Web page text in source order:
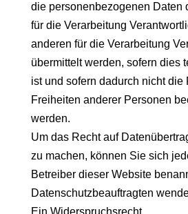
die personenbezogenen Daten
für die Verarbeitung
anderen für die Verarbeitung
übermittelt werden, sofern dies
ist und sofern dadurch nicht die
Freiheiten anderer Personen
werden.
Um das Recht auf
zu machen, können Sie sich
Betreiber dieser Website
Datenschutzbeauftragten
Ein Widerspruchsrecht